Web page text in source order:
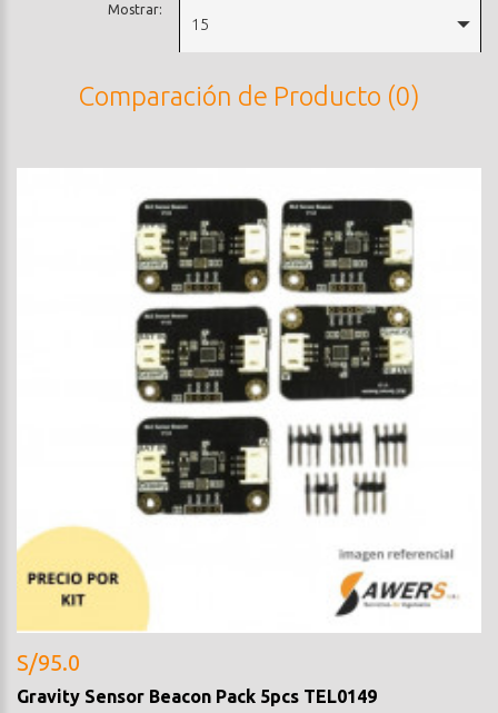
Mostrar:
15
Comparación de Producto (0)
S/95.0
Gravity Sensor Beacon Pack 5pcs TEL0149